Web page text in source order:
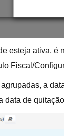
esteja ativa, é
Fiscal/
a
data de